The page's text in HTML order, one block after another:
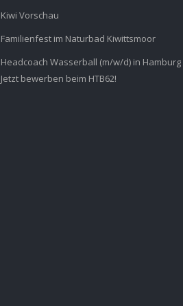
Kiwi Vorschau
Familienfest im Naturbad Kiwittsmoor
Headcoach Wasserball (m/w/d) in Hamburg
Jetzt bewerben beim HTB62!